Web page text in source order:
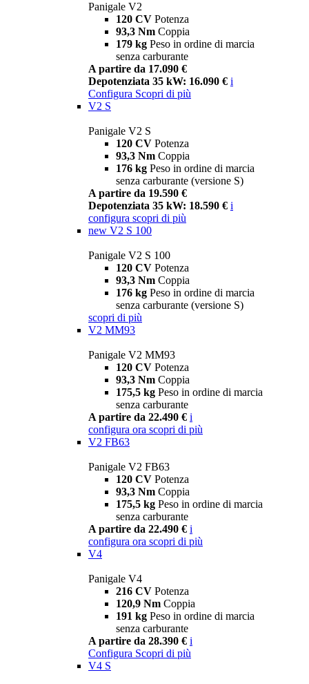
Panigale V2
120 CV Potenza
93,3 Nm Coppia
179 kg Peso in ordine di marcia
senza carburante
A partire da 17.090 €
Depotenziata 35 kW: 16.090 € i
Configura Scopri di più
V2 S
Panigale V2 S
120 CV Potenza
93,3 Nm Coppia
176 kg Peso in ordine di marcia
senza carburante (versione S)
A partire da 19.590 €
Depotenziata 35 kW: 18.590 € i
configura scopri di più
new V2 S 100
Panigale V2 S 100
120 CV Potenza
93,3 Nm Coppia
176 kg Peso in ordine di marcia
senza carburante (versione S)
scopri di più
V2 MM93
Panigale V2 MM93
120 CV Potenza
93,3 Nm Coppia
175,5 kg Peso in ordine di marcia
senza carburante
A partire da 22.490 € i
configura ora scopri di più
V2 FB63
Panigale V2 FB63
120 CV Potenza
93,3 Nm Coppia
175,5 kg Peso in ordine di marcia
senza carburante
A partire da 22.490 € i
configura ora scopri di più
V4
Panigale V4
216 CV Potenza
120,9 Nm Coppia
191 kg Peso in ordine di marcia
senza carburante
A partire da 28.390 € i
Configura Scopri di più
V4 S